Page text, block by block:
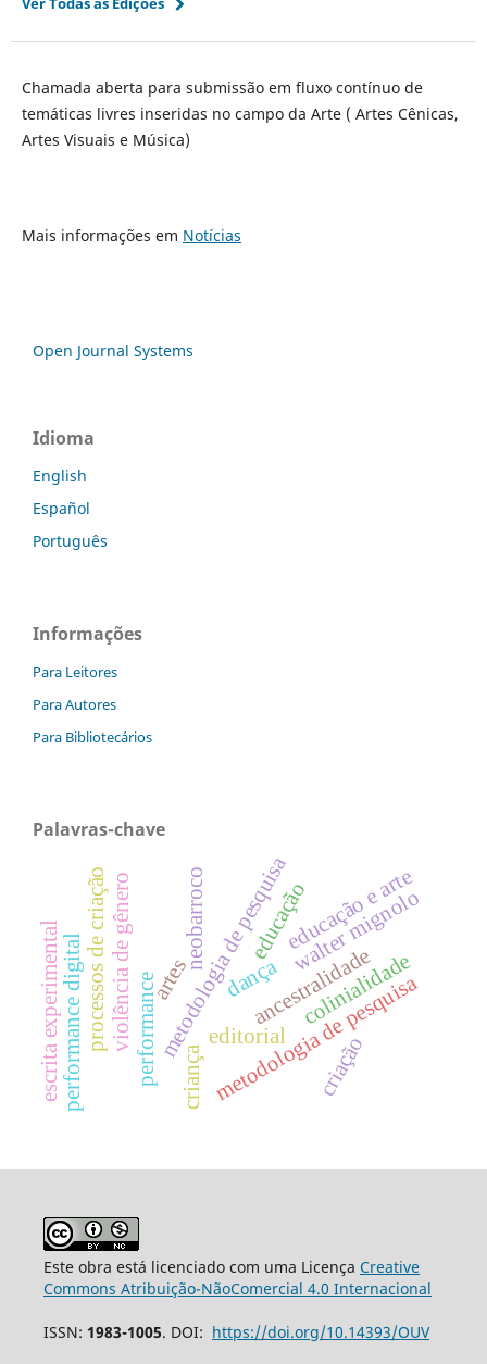
Chamada aberta para submissão em fluxo contínuo de
temáticas livres inseridas no campo da Arte ( Artes Cênicas,
Artes Visuais e Música)
Mais informações em Notícias
Open Journal Systems
Idioma
English
Español
Português
Informações
Para Leitores
Para Autores
Para Bibliotecários
Palavras-chave
metodologia de pesquisa
metodologia de pesquisa
artes dança
performance ancestralidade
neobarroco
violência de gênero editorial
processos de criação educação
performance digital
educação e arte
criação
criança
escrita experimental walter mignolo
colinialidade
Este obra está licenciado com uma Licença Creative
Commons Atribuição-NãoComercial 4.0 Internacional
ISSN: 1983-1005. DOI: https://doi.org/10.14393/OUV